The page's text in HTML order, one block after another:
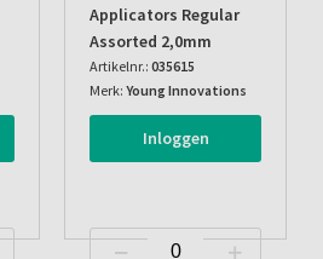
Applicators Regular
Assorted 2,0mm
Artikelnr.: 035615
Merk: Young Innovations
Inloggen